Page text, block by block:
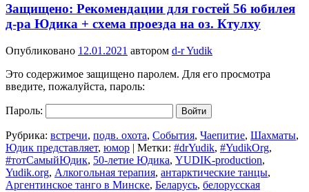
Защищено: Рекомендации для гостей 56 юбилея
д-ра Юдика + схема проезда на оз. Ктулху
Опубликовано 12.01.2021 автором d-r Yudik
Это содержимое защищено паролем. Для его просмотра
введите, пожалуйста, пароль:
Пароль:
Рубрика: встречи, подв. охота, События, Чаепитие, Шахматы,
Юдик представляет, юмор | Метки: #‎drYudik, #YudikOrg,
#тотСамыйЮдик, 50-летие Юдика, YUDIK-production,
Yudik.org, Алкогольная терапия, антарктические танцы,
Аргентинское танго в Минске, Беларусь, белорусская